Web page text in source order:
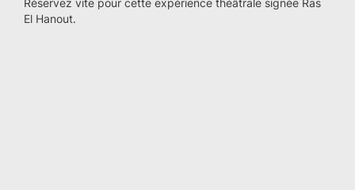
Réservez vite pour cette expérience théâtrale signée Ras
El Hanout.